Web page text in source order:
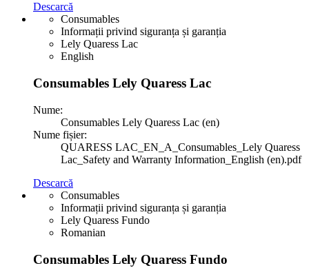
Descarcă
Consumables
Informații privind siguranța și garanția
Lely Quaress Lac
English
Consumables Lely Quaress Lac
Nume:
Consumables Lely Quaress Lac (en)
Nume fișier:
QUARESS LAC_EN_A_Consumables_Lely Quaress
Lac_Safety and Warranty Information_English (en).pdf
Descarcă
Consumables
Informații privind siguranța și garanția
Lely Quaress Fundo
Romanian
Consumables Lely Quaress Fundo